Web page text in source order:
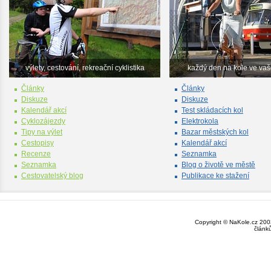
výlety, cestování, rekreační cyklistika
Články
Diskuze
Kalendář akcí
Cyklozájezdy
Tipy na výlet
Cestopisy
Recenze
Seznamka
Cestovatelský blog
každý den na kole ve
Články
Diskuze
Test skládacích kol
Elektrokola
Bazar městských kol
Kalendář akcí
Seznamka
Blog o životě ve městě
Publikace ke stažení
Copyright © NaKole.cz